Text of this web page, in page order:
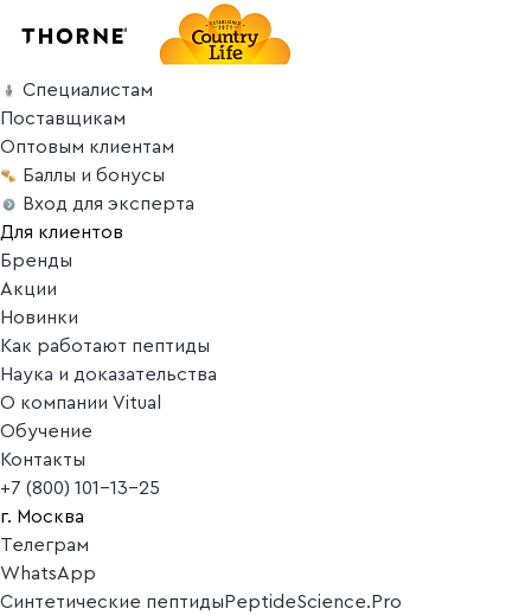
Специалистам
Поставщикам
Оптовым клиентам
Баллы и бонусы
Вход для эксперта
Для клиентов
Бренды
Акции
Новинки
Как работают пептиды
Наука и доказательства
О компании Vitual
Обучение
Контакты
+7 (800) 101-13-25
г. Москва
Телеграм
WhatsApp
Синтетические пептиды PeptideScience.Pro